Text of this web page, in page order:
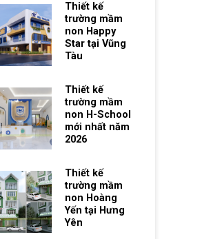
Thiết kế
trường mầm
non Happy
Star tại Vũng
Tàu
Thiết kế
trường mầm
non H-School
mới nhất năm
2026
Thiết kế
trường mầm
non Hoàng
Yến tại Hưng
Yên